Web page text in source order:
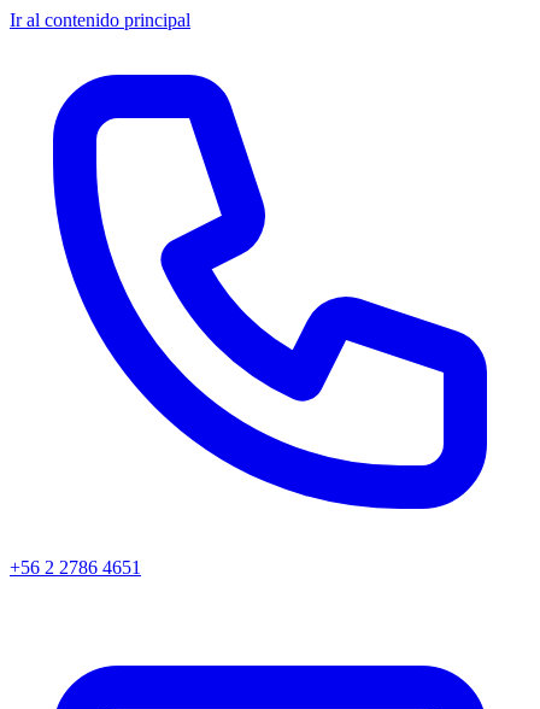
Ir al contenido principal
+56 2 2786 4651